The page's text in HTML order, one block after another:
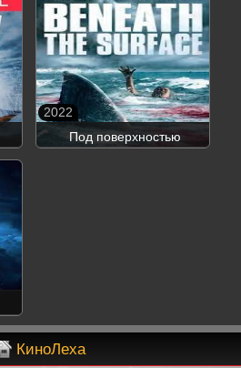
Под поверхностью
2022
КиноЛеха